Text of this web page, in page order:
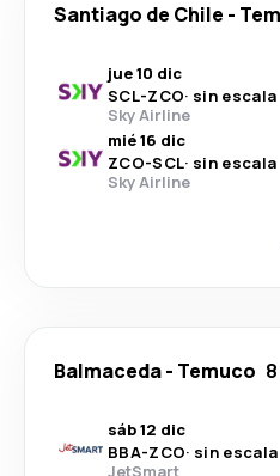
Santiago de Chile -
jue 10 dic
SCL-ZCO· sin escala
Sky Airline
mié 16 dic
ZCO-SCL· sin escala
Sky Airline
Balmaceda- Temuco
sáb 12 dic
BBA-ZCO· sin escala
JetSmart